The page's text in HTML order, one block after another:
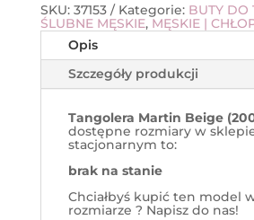
SKU: 37153 Kategorie: BUTY DO
ŚLUBNE MĘSKIE, MĘSKIE |
Opis
Szczegóły produkcji
Tangolera Martin Beige
dostępne rozmiary w
stacjonarnym to:
brak na stanie
Chciałbyś kupić ten model
rozmiarze ? Napisz do nas!